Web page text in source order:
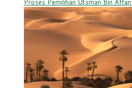
Proses Pemilihan Utsman Bin